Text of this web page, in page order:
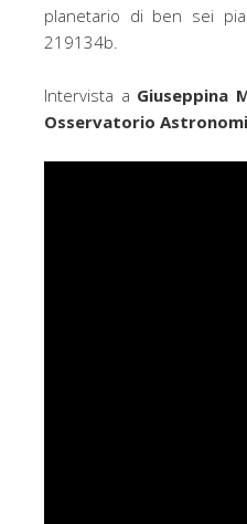
planetario di ben sei
219134b.
Intervista a Giuseppina
Osservatorio